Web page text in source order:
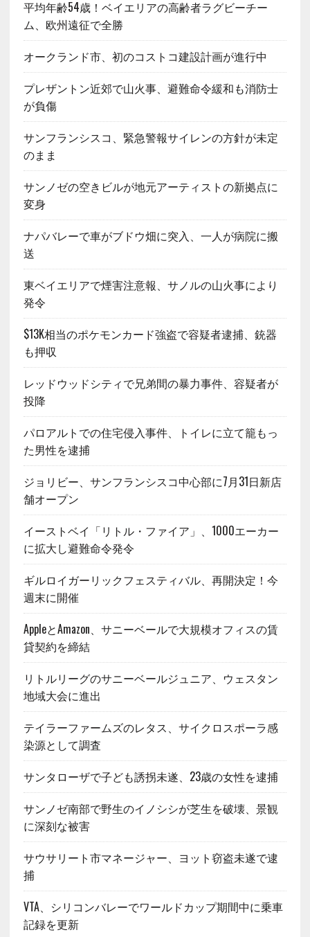
平均年齢54歳！ベイエリアの高齢者ラグビーチー
ム、欧州遠征で全勝
オークランド市、初のコストコ建設計画が進行中
プレザントン近郊で山火事、避難命令緩和も消防士
が負傷
サンフランシスコ、緊急警報サイレンの方針が未定
のまま
サンノゼの空きビルが地元アーティストの新拠点に
変身
ナパバレーで車がブドウ畑に突入、一人が病院に搬
送
東ベイエリアで煙害注意報、サノルの山火事により
発令
$13K相当のポケモンカード強盗で容疑者逮捕、銃器
も押収
レッドウッドシティで兄弟間の暴力事件、容疑者が
投降
パロアルトでの住宅侵入事件、トイレに立て籠もっ
た男性を逮捕
ジョリビー、サンフランシスコ中心部に7月31日新店
舗オープン
イーストベイ「リトル・ファイア」、1000エーカー
に拡大し避難命令発令
ギルロイガーリックフェスティバル、再開決定！今
週末に開催
AppleとAmazon、サニーベールで大規模オフィスの賃
貸契約を締結
リトルリーグのサニーベールジュニア、ウェスタン
地域大会に進出
テイラーファームズのレタス、サイクロスポーラ感
染源として調査
サンタローザで子ども誘拐未遂、23歳の女性を逮捕
サンノゼ南部で野生のイノシシが芝生を破壊、景観
に深刻な被害
サウサリート市マネージャー、ヨット窃盗未遂で逮
捕
VTA、シリコンバレーでワールドカップ期間中に乗車
記録を更新